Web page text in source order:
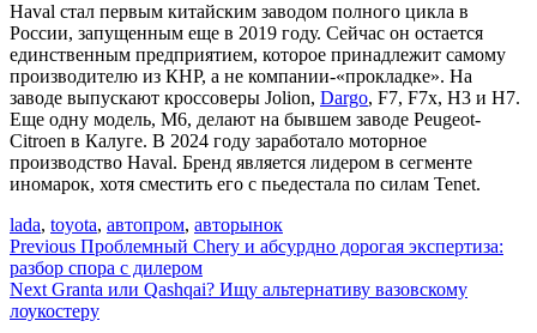
Haval стал первым китайским заводом полного цикла в
России, запущенным еще в 2019 году. Сейчас он остается
единственным предприятием, которое принадлежит самому
производителю из КНР, а не компании-«прокладке». На
заводе выпускают кроссоверы Jolion, Dargo, F7, F7x, H3 и H7.
Еще одну модель, M6, делают на бывшем заводе Peugeot-
Citroen в Калуге. В 2024 году заработало моторное
производство Haval. Бренд является лидером в сегменте
иномарок, хотя сместить его с пьедестала по силам Tenet.
lada, toyota, автопром, авторынок
Навигация
по
записям
Previous Проблемный Chery и абсурдно дорогая экспертиза:
разбор спора с дилером
Next Granta или Qashqai? Ищу альтернативу вазовскому
лоукостеру